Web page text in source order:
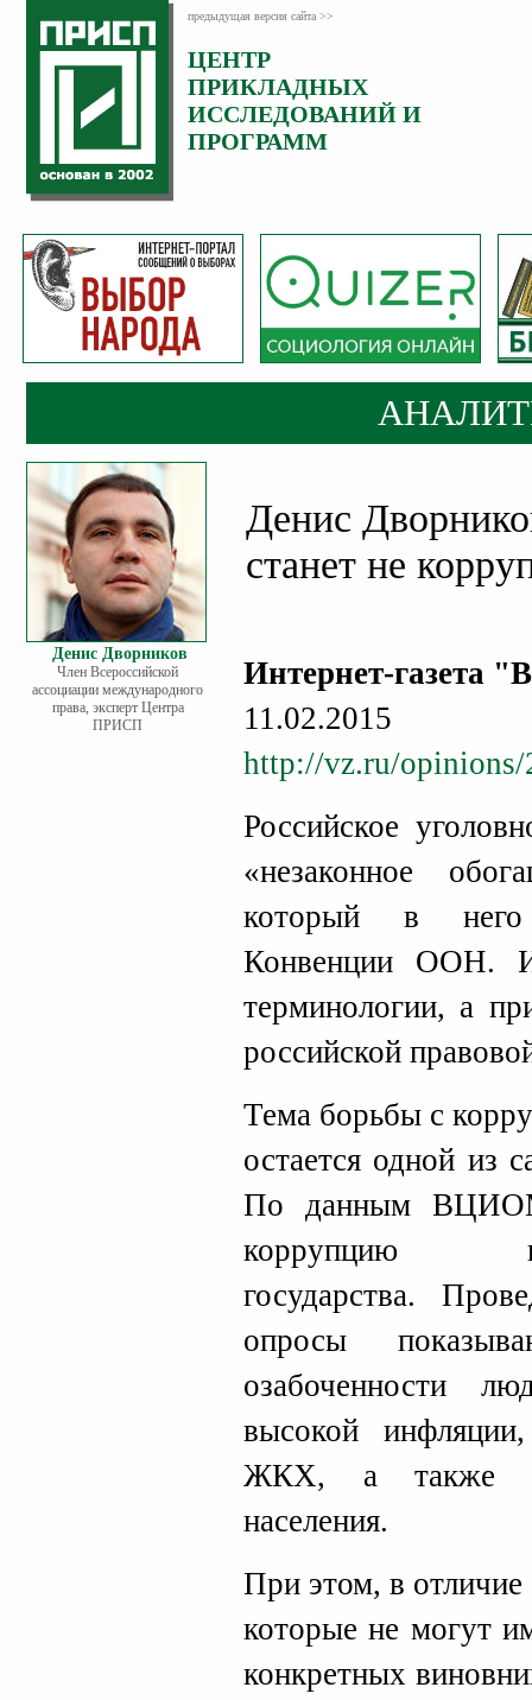
предыдущая версия сайта >>
ЦЕНТР
ПРИКЛАДНЫХ
ИССЛЕДОВАНИЙ И
ПРОГРАММ
Денис Дворников
Член Всероссийской
ассоциации международного
права, эксперт Центра
ПРИСП
Денис
станет не
Интернет-газета
11.02.2015
http://vz.ru/
Российское
«незаконное
который в него
Конвенции ООН.
терминологии, а
российской
Тема борьбы с
остается одной из
По данным
коррупцию
государства.
опросы
озабоченности
высокой
ЖКХ, а также
населения.
При этом, в
которые не могут
конкретных
Категория:
Аналитика